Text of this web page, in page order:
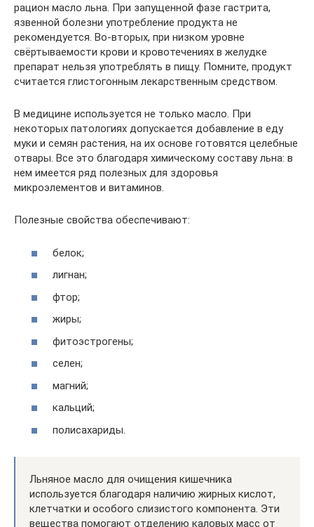
рацион масло льна. При запущенной фазе гастрита,
язвенной болезни употребление продукта не
рекомендуется. Во-вторых, при низком уровне
свёртываемости крови и кровотечениях в желудке
препарат нельзя употреблять в пищу. Помните, продукт
считается глистогонным лекарственным средством.
В медицине используется не только масло. При
некоторых патологиях допускается добавление в еду
муки и семян растения, на их основе готовятся целебные
отвары. Все это благодаря химическому составу льна: в
нем имеется ряд полезных для здоровья
микроэлементов и витаминов.
Полезные свойства обеспечивают:
белок;
лигнан;
фтор;
жиры;
фитоэстрогены;
селен;
магний;
кальций;
полисахариды.
Льняное масло для очищения кишечника
используется благодаря наличию жирных кислот,
клетчатки и особого слизистого компонента. Эти
вещества помогают отделению каловых масс от